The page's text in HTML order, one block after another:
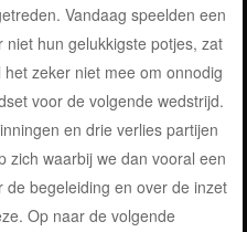
Vandaag speelden een
hun gelukkigste potjes, zat
zeker niet mee om onnodig
voor de volgende wedstrijd.
en drie verlies partijen
zich waarbij we dan vooral een
begeleiding en over de inzet
Op naar de volgende